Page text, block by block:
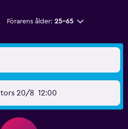
Förarens ålder: 25-65
tors 20/8 12:00